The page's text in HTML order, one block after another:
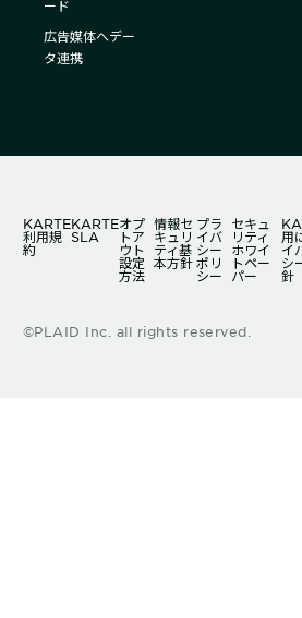
ード
広告媒体へデー
タ連携
KARTE
利用規
約
KARTE
SLA
オプ
トア
ウト
設定
方法
情報セ
キュリ
ティ基
本方針
プラ
イバ
シー
ポリ
シー
セキュ
リティ
ホワイ
トペー
パー
用
イ
シ
針
©PLAID Inc. all rights reserved.